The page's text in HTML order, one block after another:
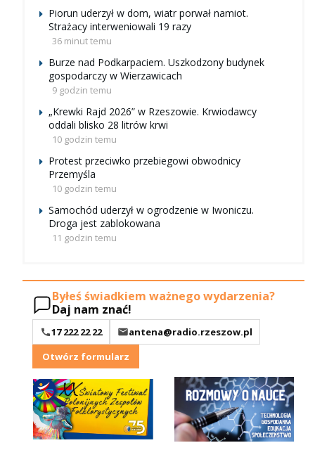
Piorun uderzył w dom, wiatr porwał namiot.
Strażacy interweniowali 19 razy
36 minut temu
Burze nad Podkarpaciem. Uszkodzony budynek
gospodarczy w Wierzawicach
9 godzin temu
„Krewki Rajd 2026” w Rzeszowie. Krwiodawcy
oddali blisko 28 litrów krwi
10 godzin temu
Protest przeciwko przebiegowi obwodnicy
Przemyśla
10 godzin temu
Samochód uderzył w ogrodzenie w Iwoniczu.
Droga jest zablokowana
11 godzin temu
Byłeś świadkiem ważnego wydarzenia?
Daj nam znać!
17 222 22 22
antena@radio.rzeszow.pl
Otwórz formularz